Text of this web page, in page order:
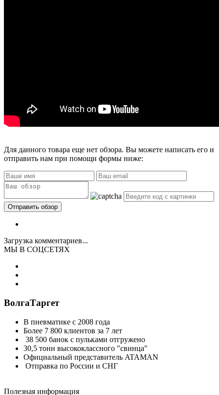
Для данного товара еще нет обзора. Вы можете написать его и
отправить нам при помощи формы ниже:
Загрузка комментариев...
МЫ В СОЦСЕТЯХ
ВолгаТаргет
В пневматике с 2008 года
Более 7 800 клиентов за 7 лет
38 500 банок с пульками отгружено
30,5 тонн высококлассного "свинца"
Официальный представитель ATAMAN
Отправка по России и СНГ
Полезная информация